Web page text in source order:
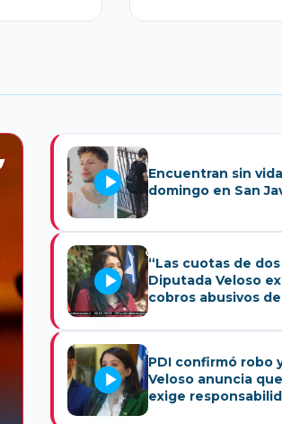
Encuentran sin
domingo en San
“Las cuotas de
Diputada Veloso
cobros abusivos
PDI confirmó robo
Veloso anuncia
exige